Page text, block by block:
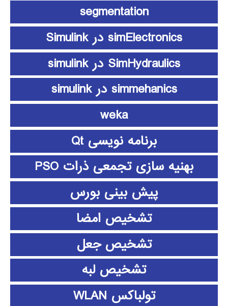
segmentation
simElectronics در Simulink
SimHydraulics در simulink
simmehanics در simulink
weka
برنامه نویسی Qt
بهنیه سازی تجمعی ذرات PSO
پیش بینی بورس
تشخیص امضا
تشخیص جعل
تشخیص لبه
تولباکس WLAN